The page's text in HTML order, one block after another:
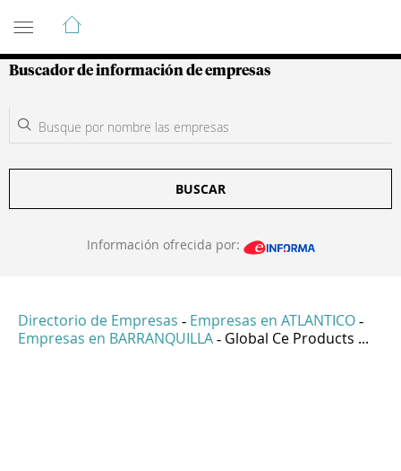
Guía de Empresas Colombianas
Buscador de información de empresas
BUSCAR
Información ofrecida por:
Directorio de Empresas - Empresas en ATLANTICO -
Empresas en BARRANQUILLA - Global Ce Products ...